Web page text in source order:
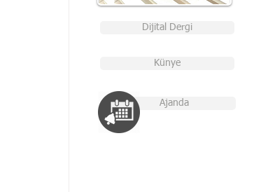
Dijital Dergi
Künye
Ajanda